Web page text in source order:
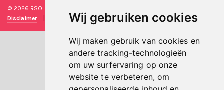
Wij gebruiken cookies
Wij maken gebruik van cookies en
andere tracking-technologieën
om uw surfervaring op onze
website te verbeteren, om
© 2026 RSO Nederland
Disclaimer
Privacy verklaring | Technische realisatieSieronline B.V.